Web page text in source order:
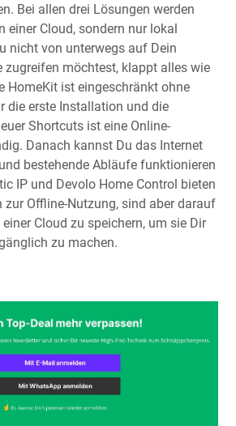
Bei allen drei Lösungen werden
einer Cloud, sondern nur lokal
nicht von unterwegs auf Dein
zugreifen möchtest, klappt alles wie
HomeKit ist eingeschränkt ohne
die erste Installation und die
Shortcuts ist eine Online-
Danach kannst Du das Internet
bestehende Abläufe funktionieren
IP und Devolo Home Control bieten
Offline-Nutzung, sind aber darauf
Cloud zu speichern, um sie Dir
zu machen.